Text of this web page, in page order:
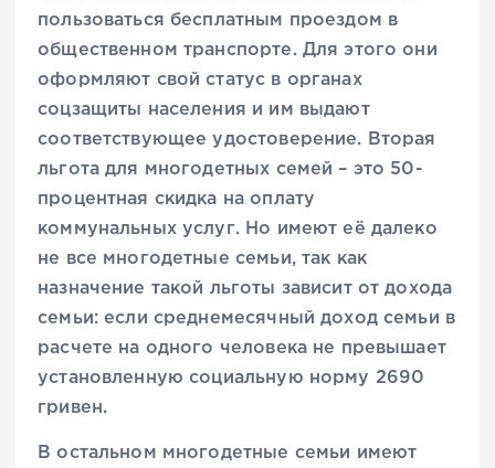
пользоваться бесплатным проездом в
общественном транспорте. Для этого они
оформляют свой статус в органах
соцзащиты населения и им выдают
соответствующее удостоверение. Вторая
льгота для многодетных семей – это 50-
процентная скидка на оплату
коммунальных услуг. Но имеют её далеко
не все многодетные семьи, так как
назначение такой льготы зависит от дохода
семьи: если среднемесячный доход семьи в
расчете на одного человека не превышает
установленную социальную норму 2690
гривен.
В остальном многодетные семьи имеют